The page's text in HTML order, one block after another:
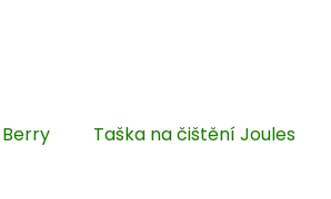
Taška na čištění Joules